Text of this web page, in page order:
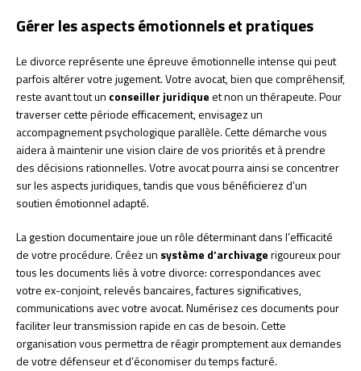
Gérer les aspects émotionnels et pratiques
Le divorce représente une épreuve émotionnelle intense qui peut
parfois altérer votre jugement. Votre avocat, bien que compréhensif,
reste avant tout un conseiller juridiqueet non un thérapeute. Pour
traverser cette période efficacement, envisagez un
accompagnement psychologique parallèle. Cette démarche vous
aidera à maintenir une vision claire de vos priorités et à prendre
des décisions rationnelles. Votre avocat pourra ainsi se concentrer
sur les aspects juridiques, tandis que vous bénéficierez d’un
soutien émotionnel adapté.
La gestion documentaire joue un rôle déterminant dans l’efficacité
de votre procédure. Créez un système d’archivagerigoureux pour
tous les documents liés à votre divorce: correspondances avec
votre ex-conjoint, relevés bancaires, factures significatives,
communications avec votre avocat. Numérisez ces documents pour
faciliter leur transmission rapide en cas de besoin. Cette
organisation vous permettra de réagir promptement aux demandes
de votre défenseur et d’économiser du temps facturé.